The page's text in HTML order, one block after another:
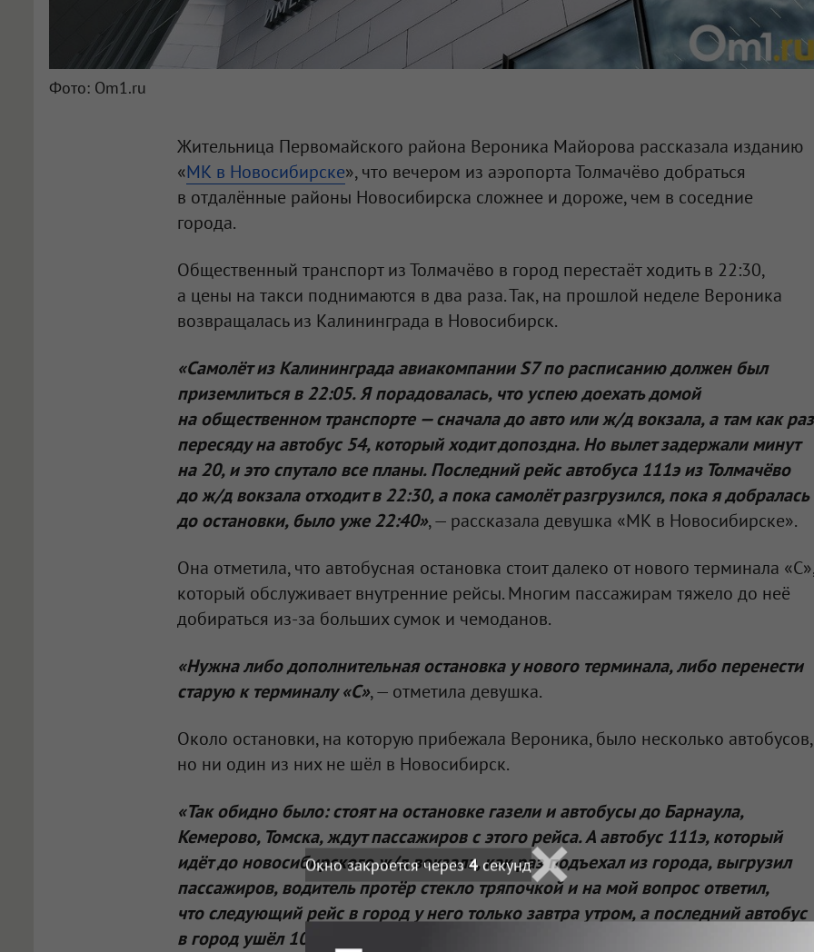
Фото: Om1.ru
Жительница Первомайского района Вероника Майорова рассказала изданию
«МК в Новосибирске», что вечером из аэропорта Толмачёво добраться
в отдалённые районы Новосибирска сложнее и дороже, чем в соседние
города.
Общественный транспорт из Толмачёво в город перестаёт ходить в 22:30,
а цены на такси поднимаются в два раза. Так, на прошлой неделе Вероника
возвращалась из Калининграда в Новосибирск.
«Самолёт из Калининграда авиакомпании S7 по расписанию должен был
приземлиться в 22:05. Я порадовалась, что успею доехать домой
на общественном транспорте — сначала до авто или ж/д вокзала, а там как раз
пересяду на автобус 54, который ходит допоздна. Но вылет задержали минут
на 20, и это спутало все планы. Последний рейс автобуса 111э из Толмачёво
до ж/д вокзала отходит в 22:30, а пока самолёт разгрузился, пока я добралась
до остановки, было уже 22:40», — рассказала девушка «МК в Новосибирске».
Она отметила, что автобусная остановка стоит далеко от нового терминала «С»,
который обслуживает внутренние рейсы. Многим пассажирам тяжело до неё
добираться из-за больших сумок и чемоданов.
«Нужна либо дополнительная остановка у нового терминала, либо перенести
старую к терминалу «С», — отметила девушка.
Около остановки, на которую прибежала Вероника, было несколько автобусов,
но ни один из них не шёл в Новосибирск.
«Так обидно было: стоят на остановке газели и автобусы до Барнаула,
Кемерово, Томска, ждут пассажиров с этого рейса. А автобус 111э, который
идёт до новосибирского ж/д вокзала, как раз подъехал из города, выгрузил
пассажиров, водитель протёр стекло тряпочкой и на мой вопрос ответил,
что следующий рейс в город у него только завтра утром, а последний автобус
в город ушёл 10 минут назад, по расписанию»
Окно закроется через3секунд